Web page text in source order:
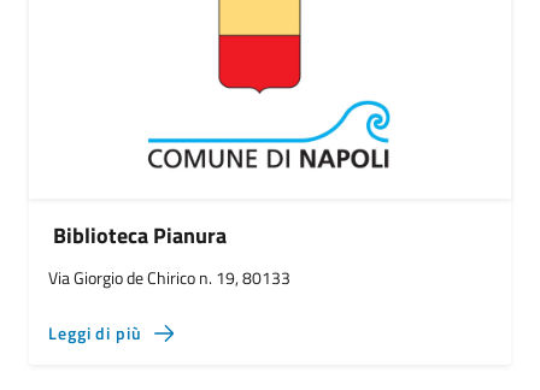
Biblioteca Pianura
Via Giorgio de Chirico n. 19, 80133
Leggi di più